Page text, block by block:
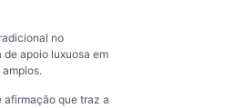
no
apoio luxuosa em
afirmação que traz a